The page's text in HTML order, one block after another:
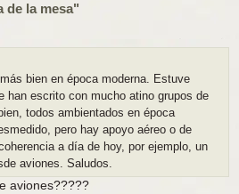
de la mesa"
bien en época moderna. Estuve
han escrito con mucho atino grupos de
todos ambientados en época
pero hay apoyo aéreo o de
a día de hoy, por ejemplo, un
aviones. Saludos.
aviones?????